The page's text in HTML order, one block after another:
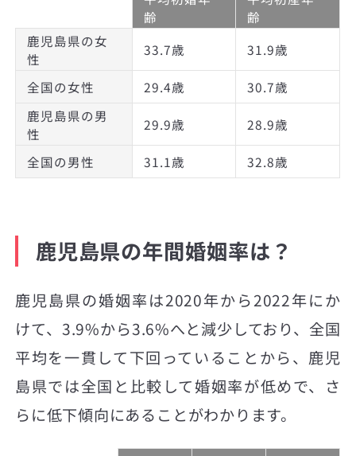
齢
齢
鹿児島県の女
性
33.7歳 31.9歳
全国の女性 29.4歳
30.7歳
鹿児島県の男
性
29.9歳 28.9歳
全国の男性 31.1歳 32.8歳
鹿児島県の年間婚姻率は？
鹿児島県の婚姻率は2020年から2022年にか
けて、3.9%から3.6%へと減少しており、全国
平均を一貫して下回っていることから、鹿児
島県では全国と比較して婚姻率が低めで、さ
らに低下傾向にあることがわかります。